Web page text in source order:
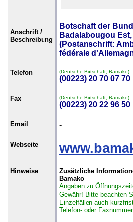
Anschrift /
Beschreibung
Botschaft der
Badalabougou
(Postanschrift:
fédérale
Telefon (Deutsche Botschaft, Bamako)
(00223) 20 70 07 70
Fax (Deutsche Botschaft, Bamako)
(00223) 20 22 96 50
Email -
Webseite
Hinweise
Zusätzliche
Bamako
Angaben zu
Gewähr! Bitte beachten
Einzelfällen auch
Telefon- oder